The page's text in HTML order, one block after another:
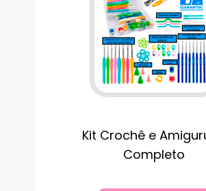
Kit Crochê e
Completo